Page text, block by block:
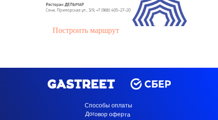
Построить маршрут
Договор оферта
Способы оплаты